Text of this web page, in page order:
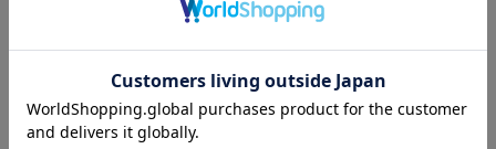
シフォンフリルニット
￥9,350(税込) 50%OFF
レースボートネックニット